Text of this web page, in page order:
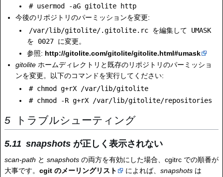
# usermod -aG gitolite http
今後のリポジトリのパーミッションを変更:
/var/lib/gitolite/.gitolite.rc を編集して
UMASK
を
0027 に変更。
参照: http://gitolite.com/gitolite/gitolite.html#umask
gitolite ホームディレクトリと既存のリポジトリのパーミッショ
ンを変更。以下のコマンドを実行してください:
# chmod g+rX /var/lib/gitolite
# chmod -R g+rX /var/lib/gitolite/repositories
トラブルシューティング
snapshots が正しく表示されない
scan-path と snapshots の両方を有効にした場合、cgitrc での順番が
大事です。 cgit のメーリングリスト によれば、 snapshots は